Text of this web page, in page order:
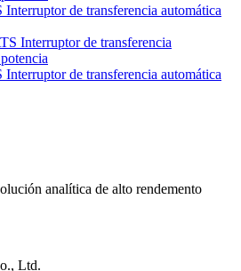
de transferencia automática
de transferencia automática
analítica de alto rendemento